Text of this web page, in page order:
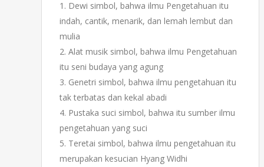
1. Dewi simbol, bahwa ilmu Pengetahuan itu
indah, cantik, menarik, dan lemah lembut dan
mulia
2. Alat musik simbol, bahwa ilmu Pengetahuan
itu seni budaya yang agung
3. Genetri simbol, bahwa ilmu pengetahuan itu
tak terbatas dan kekal abadi
4. Pustaka suci simbol, bahwa itu sumber ilmu
pengetahuan yang suci
5. Teretai simbol, bahwa ilmu pengetahuan itu
merupakan kesucian Hyang Widhi